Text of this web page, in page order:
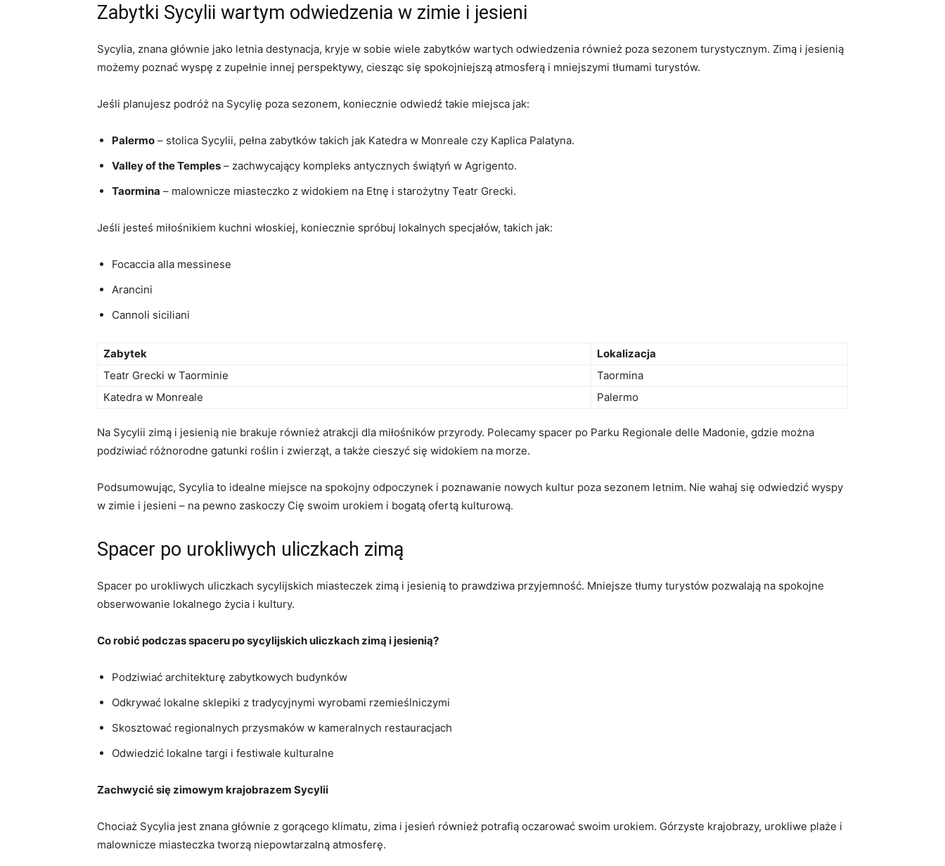
Zabytki Sycylii wartym odwiedzenia w zimie i jesieni
Sycylia, znana głównie jako letnia destynacja, kryje w sobie wiele zabytków wartych odwiedzenia również poza sezonem turystycznym. Zimą i jesienią
możemy poznać wyspę z zupełnie innej perspektywy, ciesząc się spokojniejszą atmosferą i mniejszymi tłumami turystów.
Jeśli planujesz podróż na Sycylię poza sezonem, koniecznie odwiedź takie miejsca jak:
Palermo – stolica Sycylii, pełna zabytków takich jak Katedra w Monreale czy Kaplica Palatyna.
Valley of the Temples – zachwycający kompleks antycznych świątyń w Agrigento.
Taormina – malownicze miasteczko z widokiem na Etnę i starożytny Teatr Grecki.
Jeśli jesteś miłośnikiem kuchni włoskiej, koniecznie spróbuj lokalnych specjałów, takich jak:
Focaccia alla messinese
Arancini
Cannoli siciliani
Zabytek
Lokalizacja
Teatr Grecki w Taorminie
Taormina
Katedra w Monreale
Palermo
Na Sycylii zimą i jesienią nie brakuje również atrakcji dla miłośników przyrody. Polecamy spacer po Parku Regionale delle Madonie, gdzie można
podziwiać różnorodne gatunki roślin i zwierząt, a także cieszyć się widokiem na morze.
Podsumowując, Sycylia to idealne miejsce na spokojny odpoczynek i poznawanie nowych kultur poza sezonem letnim. Nie wahaj się odwiedzić wyspy
w zimie i jesieni – na pewno zaskoczy Cię swoim urokiem i bogatą ofertą kulturową.
Spacer po urokliwych uliczkach zimą
Spacer po urokliwych uliczkach sycylijskich miasteczek zimą i jesienią to prawdziwa przyjemność. Mniejsze tłumy turystów pozwalają na spokojne
obserwowanie lokalnego życia i kultury.
Co robić podczas spaceru po sycylijskich uliczkach zimą i jesienią?
Podziwiać architekturę zabytkowych budynków
Odkrywać lokalne sklepiki z tradycyjnymi wyrobami rzemieślniczymi
Skosztować regionalnych przysmaków w kameralnych restauracjach
Odwiedzić lokalne targi i festiwale kulturalne
Zachwycić się zimowym krajobrazem Sycylii
Chociaż Sycylia jest znana głównie z gorącego klimatu, zima i jesień również potrafią oczarować swoim urokiem. Górzyste krajobrazy, urokliwe plaże i
malownicze miasteczka tworzą niepowtarzalną atmosferę.